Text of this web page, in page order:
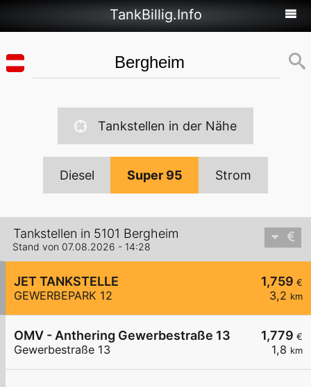
TankBillig.Info
Tankstellen in der Nähe
Diesel Super 95 Strom
Tankstellen in 5101 Bergheim
Stand von 07.08.2026 - 14:28
1,759 €
3,2 km
JET TANKSTELLE
GEWERBEPARK 12
1,779 €
1,8 km
OMV - Anthering Gewerbestraße 13
Gewerbestraße 13